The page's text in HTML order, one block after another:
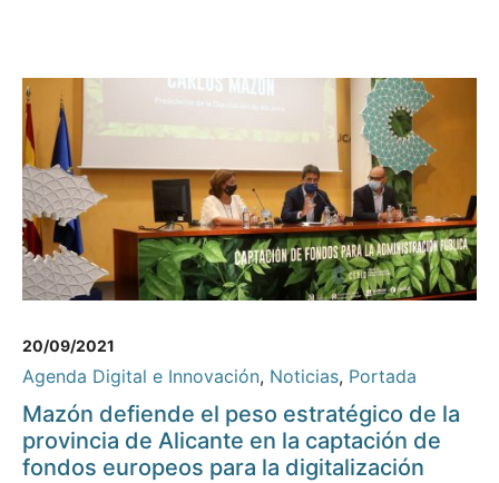
20/09/2021
Agenda Digital e Innovación, Noticias, Portada
Mazón defiende el peso estratégico de la
provincia de Alicante en la captación de
fondos europeos para la digitalización